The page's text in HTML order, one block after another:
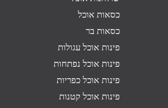
כסאות אוכל
כסאות בר
פינות אוכל עגולות
פינות אוכל נפתחות
פינות אוכל כפריות
פינות אוכל קטנות